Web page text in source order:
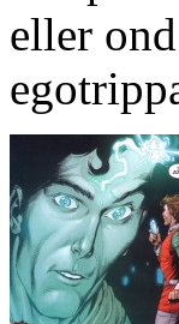
eller